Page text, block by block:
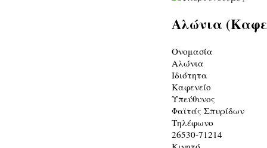
Αλώνια
Ονομασία
Αλώνια
Ιδιότητα
Καφενείο
Υπεύθυνος
Φαϊτάς Σπυρίδων
Τηλέφωνο
26530-71214